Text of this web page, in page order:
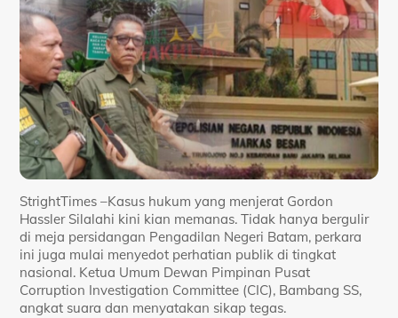
StrightTimes –Kasus hukum yang menjerat Gordon
Hassler Silalahi kini kian memanas. Tidak hanya bergulir
di meja persidangan Pengadilan Negeri Batam, perkara
ini juga mulai menyedot perhatian publik di tingkat
nasional. Ketua Umum Dewan Pimpinan Pusat
Corruption Investigation Committee (CIC), Bambang SS,
angkat suara dan menyatakan sikap tegas.